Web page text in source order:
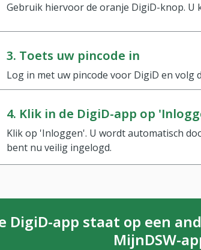
Gebruik hiervoor de oranje DigiD-knop. U
3. Toets uw pincode in
Log in met uw pincode voor DigiD en volg
4. Klik in de DigiD-app op
Klik op 'Inloggen'. U wordt automatisch
bent nu veilig ingelogd.
DigiD-app staat op een
MijnDSW-